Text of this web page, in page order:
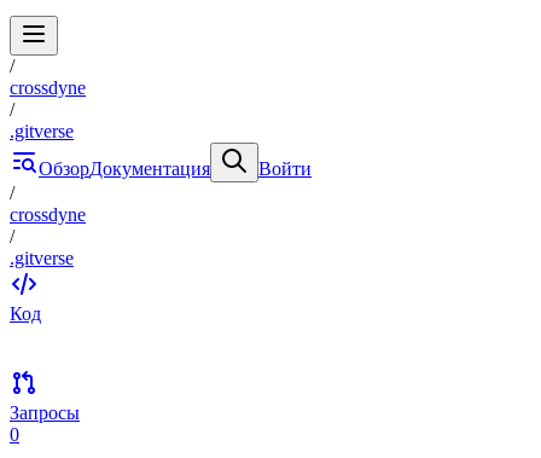
/
crossdyne
/
.gitverse
ОбзорДокументация
Войти
/
crossdyne
/
.gitverse
Код
Запросы
0